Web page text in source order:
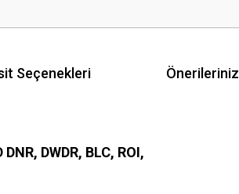
Seçenekleri Önerileriniz
DWDR, BLC, ROI,